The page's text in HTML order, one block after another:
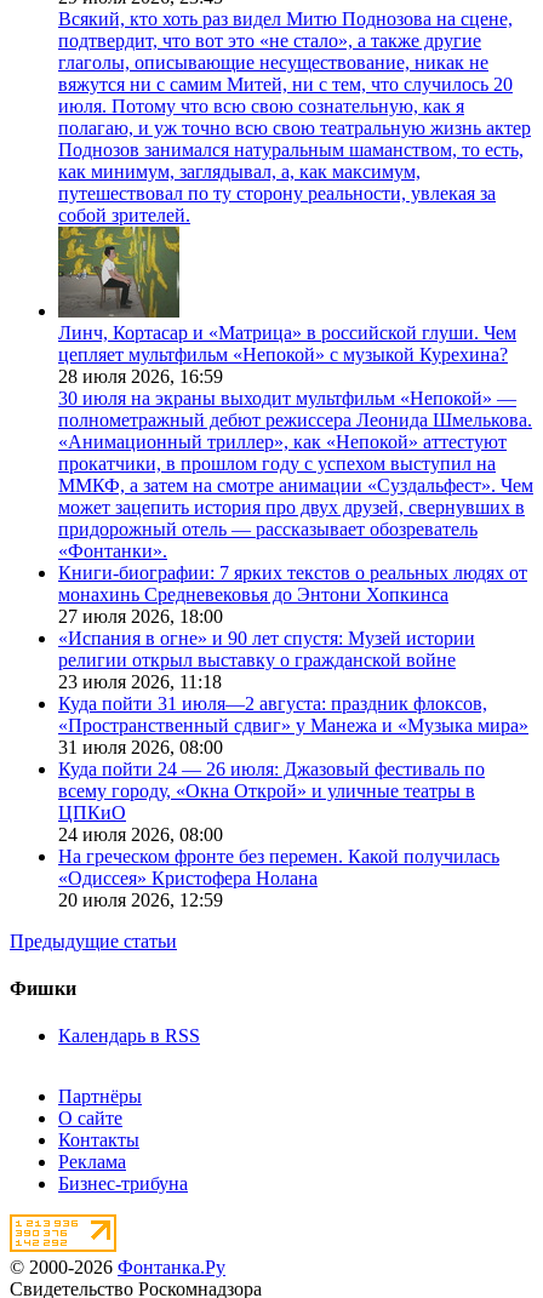
Всякий, кто хоть раз видел Митю Поднозова на сцене,
подтвердит, что вот это «не стало», а также другие
глаголы, описывающие несуществование, никак не
вяжутся ни с самим Митей, ни с тем, что случилось 20
июля. Потому что всю свою сознательную, как я
полагаю, и уж точно всю свою театральную жизнь актер
Поднозов занимался натуральным шаманством, то есть,
как минимум, заглядывал, а, как максимум,
путешествовал по ту сторону реальности, увлекая за
собой зрителей.
Линч, Кортасар и «Матрица» в российской глуши. Чем
цепляет мультфильм «Непокой» с музыкой Курехина?
28 июля 2026, 16:59
30 июля на экраны выходит мультфильм «Непокой» —
полнометражный дебют режиссера Леонида Шмелькова.
«Анимационный триллер», как «Непокой» аттестуют
прокатчики, в прошлом году с успехом выступил на
ММКФ, а затем на смотре анимации «Суздальфест». Чем
может зацепить история про двух друзей, свернувших в
придорожный отель — рассказывает обозреватель
«Фонтанки».
Книги-биографии: 7 ярких текстов о реальных людях от
монахинь Средневековья до Энтони Хопкинса
27 июля 2026, 18:00
«Испания в огне» и 90 лет спустя: Музей истории
религии открыл выставку о гражданской войне
23 июля 2026, 11:18
Куда пойти 31 июля—2 августа: праздник флоксов,
«Пространственный сдвиг» у Манежа и «Музыка мира»
31 июля 2026, 08:00
Куда пойти 24 — 26 июля: Джазовый фестиваль по
всему городу, «Окна Открой» и уличные театры в
ЦПКиО
24 июля 2026, 08:00
На греческом фронте без перемен. Какой получилась
«Одиссея» Кристофера Нолана
20 июля 2026, 12:59
Предыдущие статьи
Фишки
Календарь в RSS
Партнёры
О сайте
Контакты
Реклама
Бизнес-трибуна
© 2000-2026 Фонтанка.Ру
Свидетельство Роскомнадзора